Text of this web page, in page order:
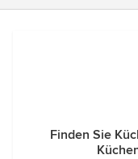
Finden Sie